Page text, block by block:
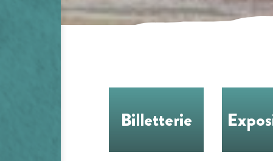
Billetterie